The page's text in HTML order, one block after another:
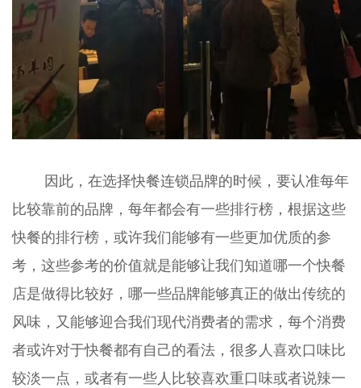
因此，在选择快餐连锁品牌的时候，要认准每年
比较靠前的品牌，每年都会有一些排行榜，根据这些
快餐的排行榜，或许我们能够有一些更加优质的参
考，这些参考的价值就是能够让我们知道哪一个快餐
店是做得比较好，哪一些品牌能够真正的做出传统的
风味，又能够迎合我们现代消费者的需求，每个消费
者或许对于快餐都有自己的看法，很多人喜欢口味比
较淡一点，或者有一些人比较喜欢重口味或者说辣一